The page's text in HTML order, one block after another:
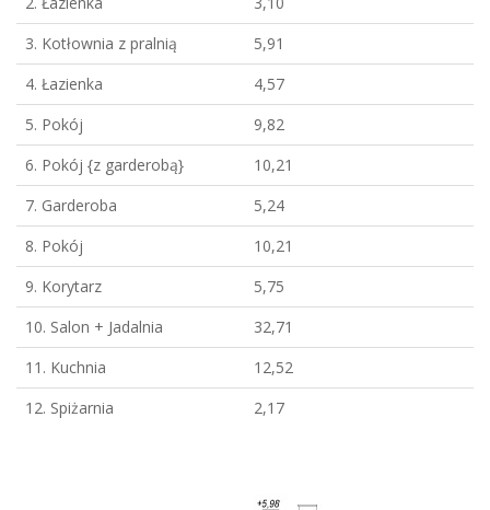
3. Kotłownia z pralnią
5,91
4. Łazienka
4,57
5. Pokój
9,82
6. Pokój {z garderobą}
10,21
7. Garderoba
5,24
8. Pokój
10,21
9. Korytarz
5,75
10. Salon + Jadalnia
32,71
11. Kuchnia
12,52
12. Spiżarnia
2,17